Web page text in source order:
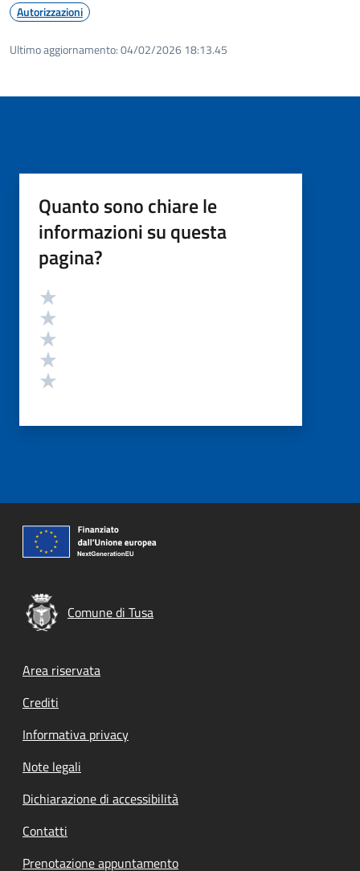
Autorizzazioni
Ultimo aggiornamento:04/02/2026 18:13.45
Quanto sono chiare le
informazioni su questa
pagina?
Valutazione
Comune di Tusa
Footer menu
Area riservata
Crediti
Informativa privacy
Note legali
Dichiarazione di accessibilità
Contatti
Prenotazione appuntamento